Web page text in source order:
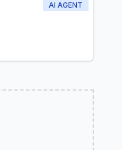
AI AGENT